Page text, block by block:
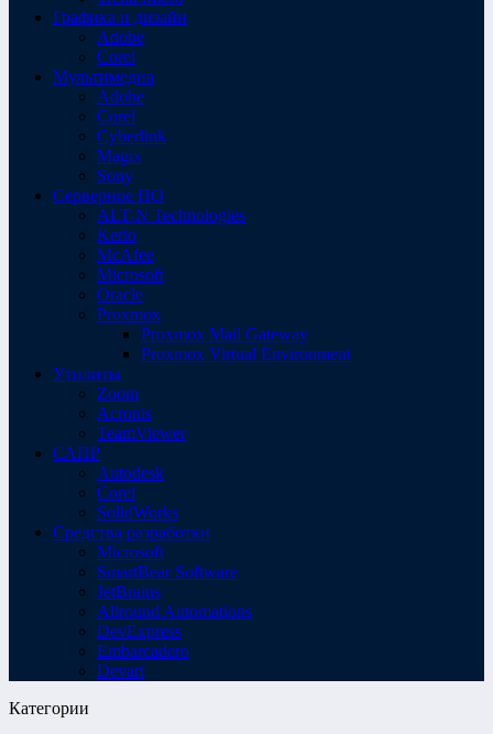
Графика и дизайн
Adobe
Corel
Мультимедиа
Adobe
Corel
Cyberlink
Magix
Sony
Серверное ПО
ALT-N Technologies
Kerio
McAfee
Microsoft
Oracle
Proxmox
Proxmox Mail Gateway
Proxmox Virtual Environment
Утилиты
Zoom
Acronis
TeamViewer
САПР
Autodesk
Corel
SolidWorks
Средства разработки
Microsoft
SmartBear Software
JetBrains
Allround Automations
DevExpress
Embarcadero
Devart
Категории